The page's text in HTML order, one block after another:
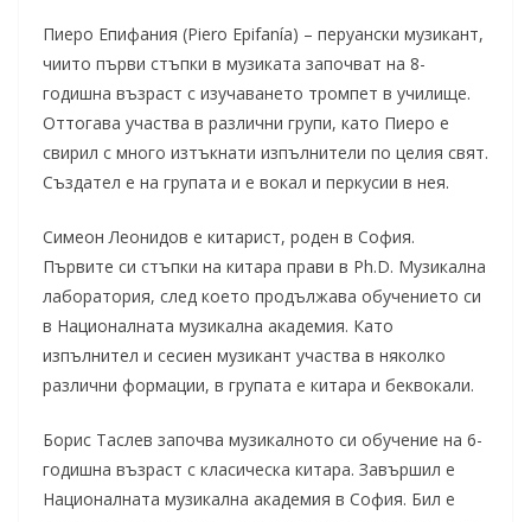
Пиеро Епифания (Piero Epifanía) – перуански музикант,
чиито първи стъпки в музиката започват на 8-
годишна възраст с изучаването тромпет в училище.
Оттогава участва в различни групи, като Пиеро е
свирил с много изтъкнати изпълнители по целия свят.
Създател е на групата и е вокал и перкусии в нея.
Симеон Леонидов е китарист, роден в София.
Първите си стъпки на китара прави в Ph.D. Музикална
лаборатория, след което продължава обучението си
в Националната музикална академия. Като
изпълнител и сесиен музикант участва в няколко
различни формации, в групата е китара и беквокали.
Борис Таслев започва музикалното си обучение на 6-
годишна възраст с класическа китара. Завършил е
Националната музикална академия в София. Бил е